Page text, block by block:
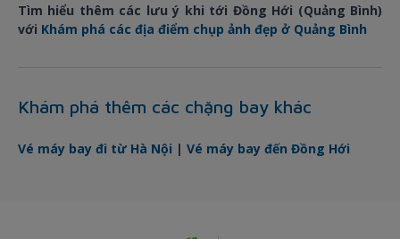
Tìm hiểu thêm các lưu ý khi tới Đồng Hới (Quảng Bình)
với Khám phá các địa điểm chụp ảnh đẹp ở Quảng Bình
Khám phá thêm các chặng bay khác
Vé máy bay đi từ Hà Nội | Vé máy bay đến Đồng Hới